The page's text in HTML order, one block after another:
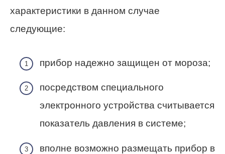
характеристики в данном случае
следующие:
прибор надежно защищен от мороза;
посредством специального
электронного устройства считывается
показатель давления в системе;
вполне возможно размещать прибор в